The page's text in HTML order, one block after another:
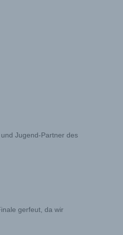
Jugend-Partner des
gerfeut, da wir